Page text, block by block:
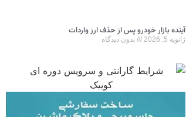
آینده بازار خودرو پس از حذف ارز واردات
ژانویه 5, 2026 بدون دیدگاه